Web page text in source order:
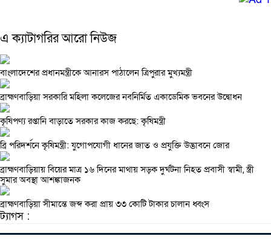
এ ক্যাটাগরির আরো নিউজ
বাংলাদেশের প্রধানমন্ত্রীকে আনারস পাঠালেন ত্রিপুরার মুখ্যমন্ত্রী
ব্রাহ্মণবাড়িয়া সরকারি মহিলা কলেজের নবনির্মিত একাডেমিক ভবনের উদ্বোধন
কৃষিপণ্য রপ্তানি বাড়াতে সরকার কাজ করছে: কৃষিমন্ত্রী
ব্রি পরিদর্শনে কৃষিমন্ত্রী: যুগোপযোগী ধানের জাত ও প্রযুক্তি উদ্ভাবনে জোর
ব্রাহ্মণবাড়িয়ায় বিয়ের মাত্র ১৬ দিনের মাথায় সড়ক দুর্ঘটনা নিহত প্রবাসী স্বামী, স্ত্রী
সুমার অবস্থা আশঙ্কাজনক
ব্রাহ্মণবাড়িয়া সীমান্তে জব্দ করা প্রায় ৩৩ কোটি টাকার চালান ধ্বংস
ট্যাগস :